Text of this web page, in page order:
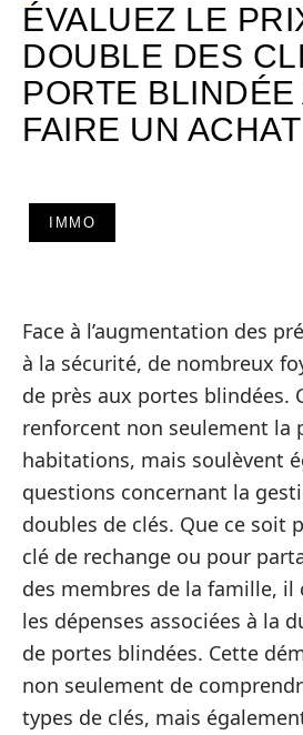
ÉVALUEZ LE
DOUBLE DES
PORTE BLINDÉE
FAIRE UN ACHAT
IMMO
Face à l’augmentation des
à la sécurité, de nombreux
de près aux portes blindées.
renforcent non seulement la
habitations, mais soulèvent
questions concernant la
doubles de clés. Que ce soit
clé de rechange ou pour
des membres de la famille, il
les dépenses associées à la
de portes blindées. Cette
non seulement de
types de clés, mais